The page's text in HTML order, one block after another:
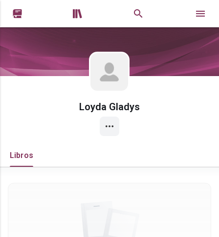
 
Loyda Gladys
Libros